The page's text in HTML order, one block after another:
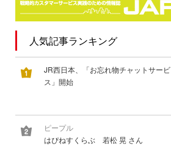
人気記事ランキング
JR西日本、「お忘れ物チャットサービ
ス」開始
ピープル
はぴねすくらぶ 若松 晃 さん